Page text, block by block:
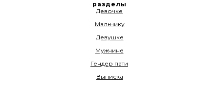
разделы
Девочке
Мальчику
Девушке
Мужчине
Гендер пати
Выписка